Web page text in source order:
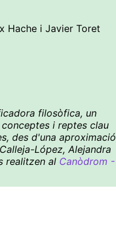
Hache i Javier Toret
filosòfica, un
i reptes clau
des d'una aproximació
López, Alejandra
realitzen al Canòdrom -